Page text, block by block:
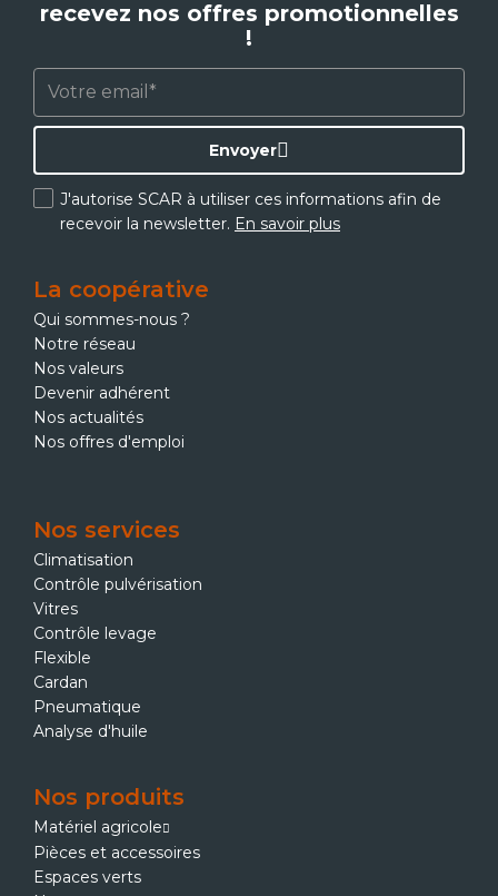
recevez nos offres promotionnelles
!
J'autorise SCAR à utiliser ces informations afin de
recevoir la newsletter. En savoir plus
Envoyer
La coopérative
Qui sommes-nous ?
Notre réseau
Nos valeurs
Devenir adhérent
Nos actualités
Nos offres d'emploi
Nos services
Climatisation
Contrôle pulvérisation
Vitres
Contrôle levage
Flexible
Cardan
Pneumatique
Analyse d'huile
Nos produits
Matériel agricole
Pièces et accessoires
Espaces verts